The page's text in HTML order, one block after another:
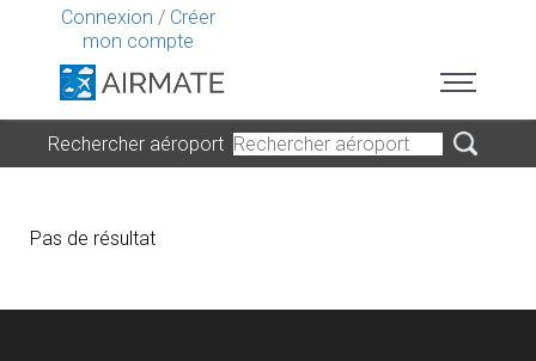
Connexion / Créer
mon compte
Rechercher aéroport
Pas de résultat